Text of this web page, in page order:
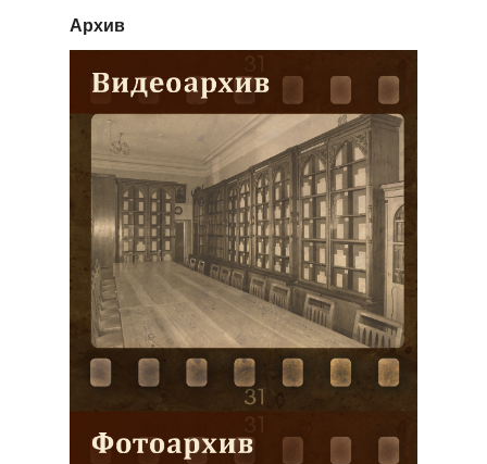
Архив